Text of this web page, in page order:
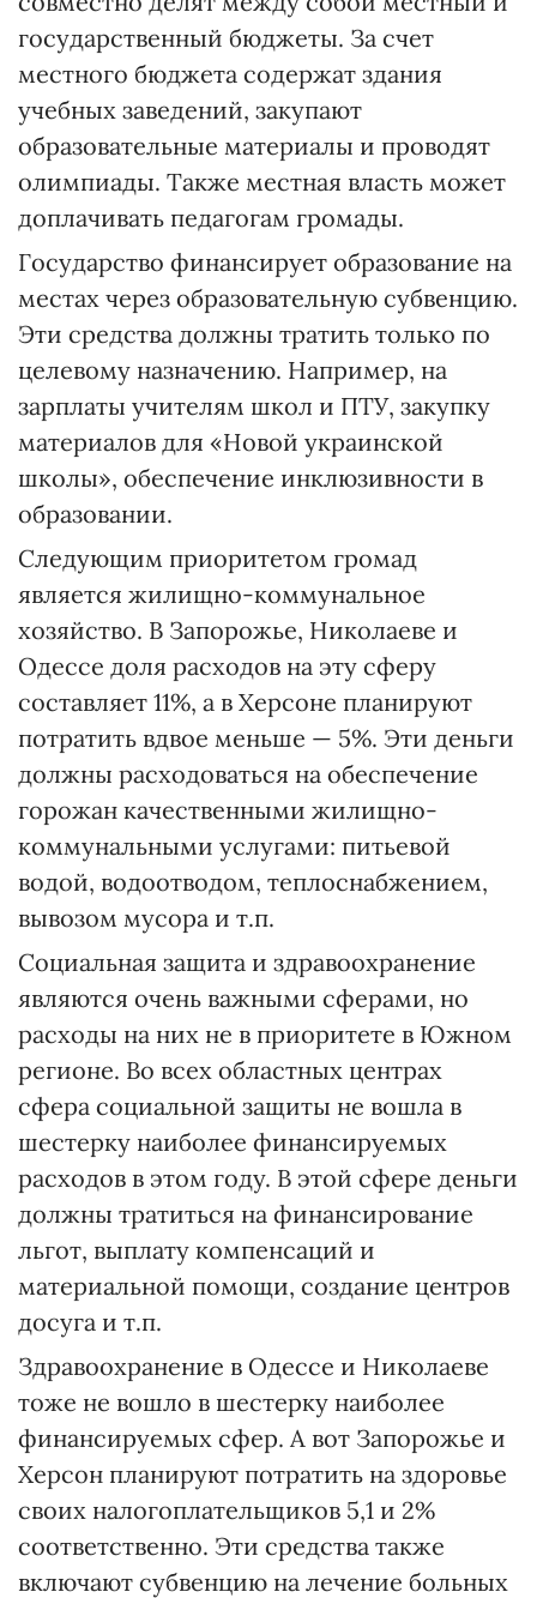
государственный бюджеты. За счет
местного бюджета содержат здания
учебных заведений, закупают
образовательные материалы и проводят
олимпиады. Также местная власть может
доплачивать педагогам громады.
Государство финансирует образование на
местах через образовательную субвенцию.
Эти средства должны тратить только по
целевому назначению. Например, на
зарплаты учителям школ и ПТУ, закупку
материалов для «Новой украинской
школы», обеспечение инклюзивности в
образовании.
Следующим приоритетом громад
является жилищно-коммунальное
хозяйство. В Запорожье, Николаеве и
Одессе доля расходов на эту сферу
составляет 11%, а в Херсоне планируют
потратить вдвое меньше — 5%. Эти деньги
должны расходоваться на обеспечение
горожан качественными жилищно-
коммунальными услугами: питьевой
водой, водоотводом, теплоснабжением,
вывозом мусора и т.п.
Социальная защита и здравоохранение
являются очень важными сферами, но
расходы на них не в приоритете в Южном
регионе. Во всех областных центрах
сфера социальной защиты не вошла в
шестерку наиболее финансируемых
расходов в этом году. В этой сфере деньги
должны тратиться на финансирование
льгот, выплату компенсаций и
материальной помощи, создание центров
досуга и т.п.
Здравоохранение в Одессе и Николаеве
тоже не вошло в шестерку наиболее
финансируемых сфер. А вот Запорожье и
Херсон планируют потратить на здоровье
своих налогоплательщиков 5,1 и 2%
соответственно. Эти средства также
включают субвенцию на лечение больных